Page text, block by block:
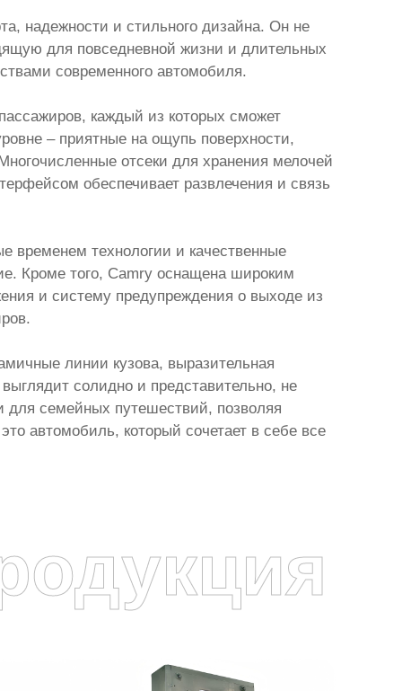
надежности и стильного дизайна. Он не
для повседневной жизни и длительных
современного автомобиля.
каждый из которых сможет
– приятные на ощупь поверхности,
отсеки для хранения мелочей
обеспечивает развлечения и связь
временем технологии и качественные
Кроме того, Camry оснащена широким
и систему предупреждения о выходе из
линии кузова, выразительная
солидно и представительно, не
семейных путешествий, позволяя
автомобиль, который сочетает в себе все